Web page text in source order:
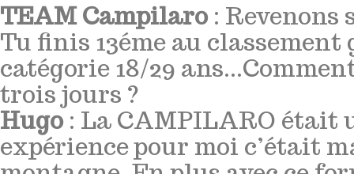
TEAM Campilaro: Revenons
Tu finis 13éme au classement
catégorie 18/29
trois jours ?
Hugo: La CAMPILARO était
expérience pour moi c’était